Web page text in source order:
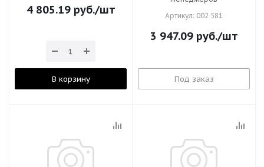
4 805.19руб./шт
В корзину
Артикул: 002 581
3 947.09руб./шт
Под заказ